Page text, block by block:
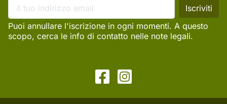
Puoi annullare l'iscrizione in ogni momenti. A questo
scopo, cerca le info di contatto nelle note legali.